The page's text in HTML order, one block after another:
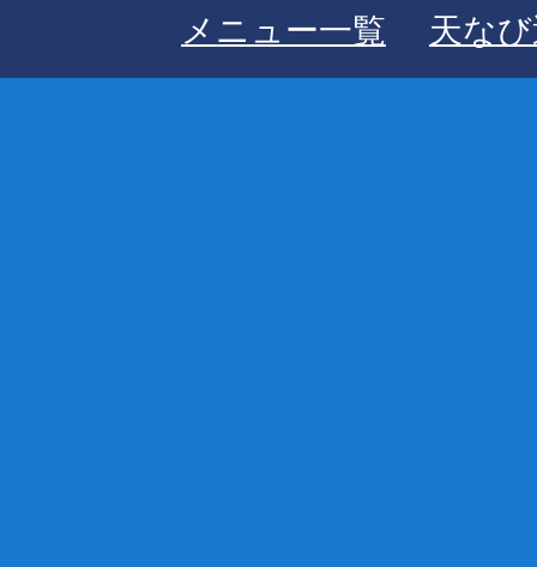
メニュー一覧
天な